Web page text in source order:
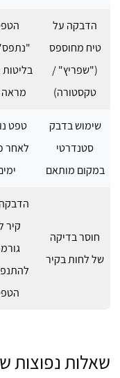
הדבקה על
טיח מחוספס
("שפריץ" /
טקסטורה)
בליטות
מראה
שימוש בדבק
סטנדרטי
במקום מותאם
טפט
לאחר
חוסר בדיקה
של לחות בקיר
קיר
שאלות נפוצות